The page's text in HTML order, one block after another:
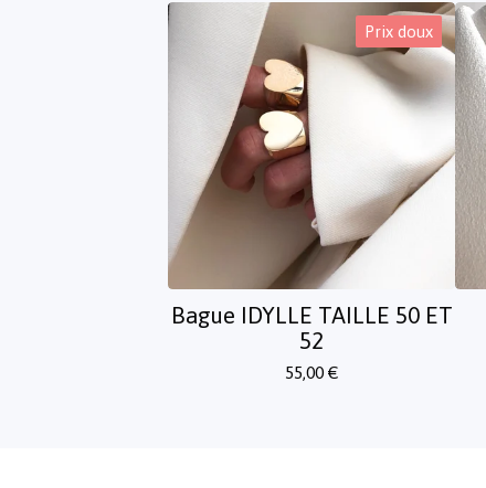
Prix doux
Bague IDYLLE TAILLE 50 ET
52
55,00 €